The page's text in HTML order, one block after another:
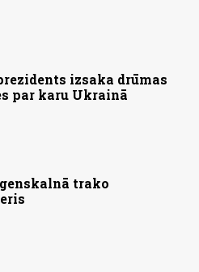
izsaka drūmas
par karu Ukrainā
trako